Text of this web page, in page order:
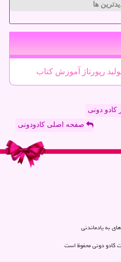
ها
رپورتاژ آموزش كتاب
کادو دونی
صفحه اصلی کادودونی
به یادماندنی